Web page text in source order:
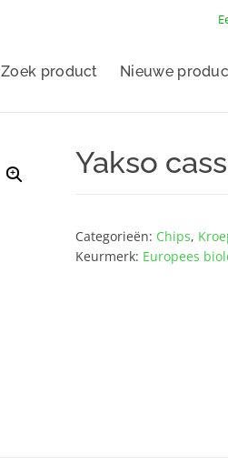
Zoek product Nieuwe
Yakso
Categorieën: Chips,
Keurmerk: Europees